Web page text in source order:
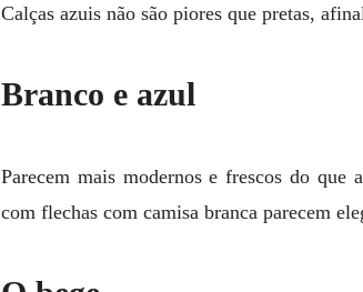
Calças azuis não são piores que pretas,
Branco e azul
Parecem mais modernos e frescos do
com flechas com camisa branca parecem